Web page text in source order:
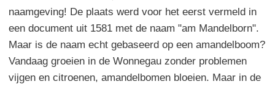
naamgeving! De plaats werd voor het eerst vermeld in
een document uit 1581 met de naam "am Mandelborn".
Maar is de naam echt gebaseerd op een amandelboom?
Vandaag groeien in de Wonnegau zonder problemen
vijgen en citroenen, amandelbomen bloeien. Maar in de